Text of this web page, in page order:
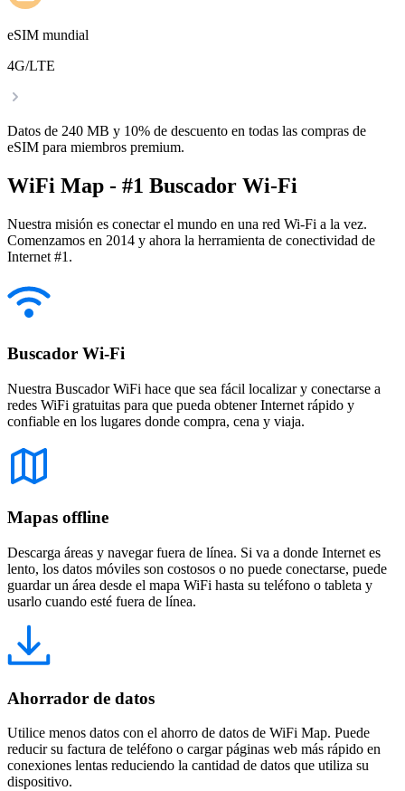
eSIM mundial
4G/LTE
Datos de 240 MB y 10% de descuento en todas las compras de
eSIM para miembros premium.
WiFi Map - #1 Buscador Wi-Fi
Nuestra misión es conectar el mundo en una red Wi-Fi a la vez.
Comenzamos en 2014 y ahora la herramienta de conectividad de
Internet #1.
Buscador Wi-Fi
Nuestra Buscador WiFi hace que sea fácil localizar y conectarse a
redes WiFi gratuitas para que pueda obtener Internet rápido y
confiable en los lugares donde compra, cena y viaja.
Mapas offline
Descarga áreas y navegar fuera de línea. Si va a donde Internet es
lento, los datos móviles son costosos o no puede conectarse, puede
guardar un área desde el mapa WiFi hasta su teléfono o tableta y
usarlo cuando esté fuera de línea.
Ahorrador de datos
Utilice menos datos con el ahorro de datos de WiFi Map. Puede
reducir su factura de teléfono o cargar páginas web más rápido en
conexiones lentas reduciendo la cantidad de datos que utiliza su
dispositivo.